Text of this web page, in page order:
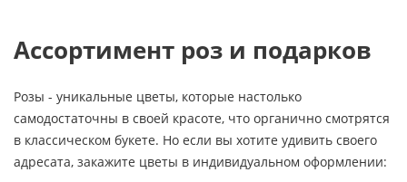
Ассортимент роз и подарков
Розы - уникальные цветы, которые настолько
самодостаточны в своей красоте, что органично смотрятся
в классическом букете. Но если вы хотите удивить своего
адресата, закажите цветы в индивидуальном оформлении: